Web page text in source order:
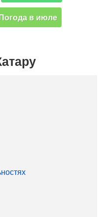
в июле